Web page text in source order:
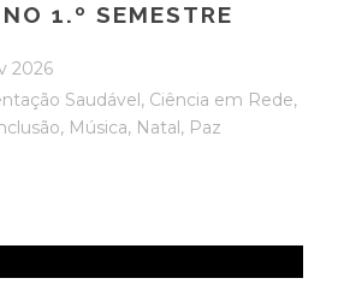
1.º SEMESTRE
2026
Saudável, Ciência em Rede,
, Música, Natal, Paz